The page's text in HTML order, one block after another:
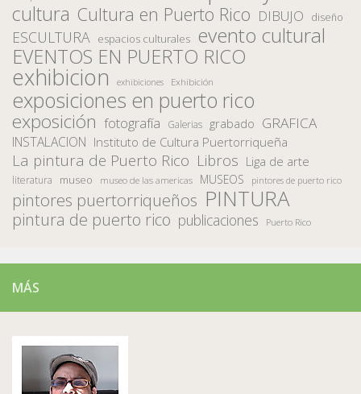
cultura Cultura en Puerto Rico DIBUJO diseño
ESCULTURA espacios culturales evento cultural
EVENTOS EN PUERTO RICO
exhibicion exhibiciones Exhibición
exposiciones en puerto rico
exposición fotografía Galerias grabado GRAFICA
INSTALACION Instituto de Cultura Puertorriqueña
La pintura de Puerto Rico Libros Liga de arte
literatura museo museo de las americas MUSEOS pintores de puerto rico
pintores puertorriqueños PINTURA
pintura de puerto rico publicaciones Puerto Rico
MÁS